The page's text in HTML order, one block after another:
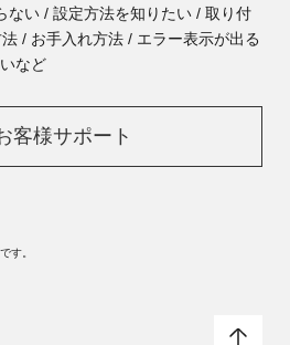
ない / 設定方法を知りたい / 取り付
/ お手入れ方法 / エラー表示が出る
など
客様サポート
す。